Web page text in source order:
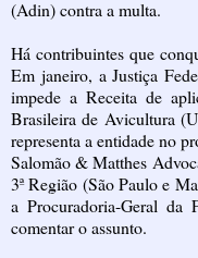
(Adin) contra a multa.
Há contribuintes que
Em janeiro, a Justiça
impede a Receita de
Brasileira de Avicultura
representa a entidade no
Salomão & Matthes
3ª Região (São Paulo e
a Procuradoria-Geral da
comentar o assunto.